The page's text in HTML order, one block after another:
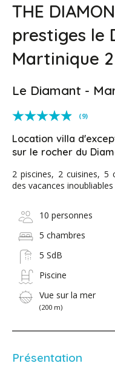
THE
prestiges le
Martinique
Le Diamant -
(9)
Location villa
sur le rocher du
2 piscines, 2 cuisines, 5
des vacances
10 personnes
5 chambres
5 SdB
Piscine
Vue sur la mer
(200 m)
Présentation